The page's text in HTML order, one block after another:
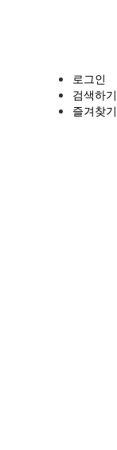
로그인
검색하기
즐겨찾기